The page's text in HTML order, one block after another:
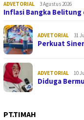
ADVETORIAL 3 Agustus 2026
Inflasi Bangka
ADVETORIAL 31
Perkuat
ADVETORIAL 10
Diduga
PT.TIMAH